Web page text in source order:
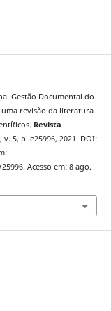
Gestão Documental do
uma revisão da literatura
Revista
v. 5, p. e25996, 2021. DOI:
Acesso em: 8 ago.